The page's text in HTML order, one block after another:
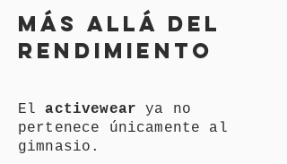
MÁS ALLÁ DEL
RENDIMIENTO
Elactivewear ya no
pertenece únicamente al
gimnasio.